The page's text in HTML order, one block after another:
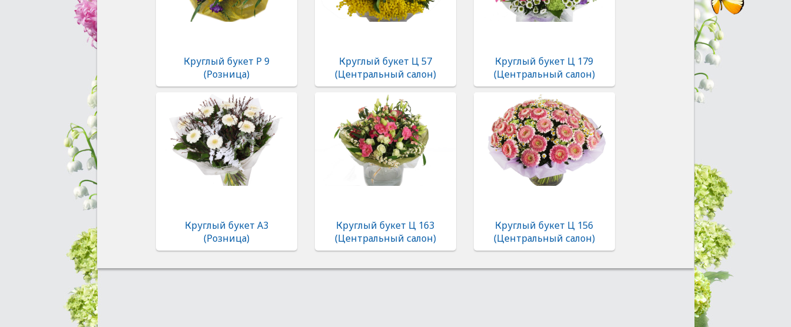
Круглый букет Р 9
(Розница)
Круглый букет Ц 57
(Центральный салон)
Круглый букет Ц 179
(Центральный салон)
Круглый букет А3
(Розница)
Круглый букет Ц 163
(Центральный салон)
Круглый букет Ц 156
(Центральный салон)